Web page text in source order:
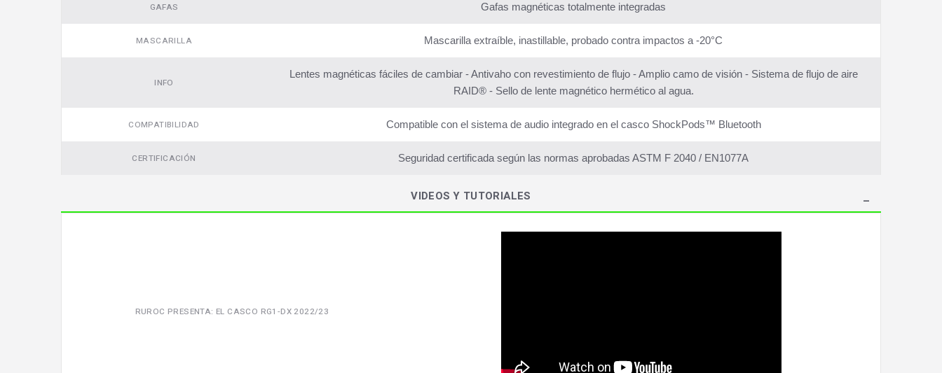
GAFAS Gafas magnéticas totalmente integradas
MASCARILLA Mascarilla extraíble, inastillable, probado contra impactos a -20°C
INFO
Lentes magnéticas fáciles de cambiar - Antivaho con revestimiento de flujo - Amplio camo de visión - Sistema de flujo de aire
RAID® - Sello de lente magnético hermético al agua.
COMPATIBILIDAD Compatible con el sistema de audio integrado en el casco ShockPods™ Bluetooth
CERTIFICACIÓN Seguridad certificada según las normas aprobadas ASTM F 2040 / EN1077A
VIDEOS Y TUTORIALES
RUROC PRESENTA: EL CASCO RG1-DX 2022/23